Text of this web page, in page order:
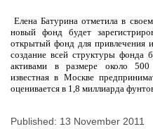
Елена Батурина отметила в
новый фонд будет
открытый фонд для привлечения
создание всей структуры фонда
активами в размере около 500
известная в Москве
оценивается в 1,8 миллиарда
Published: 13 November 2011